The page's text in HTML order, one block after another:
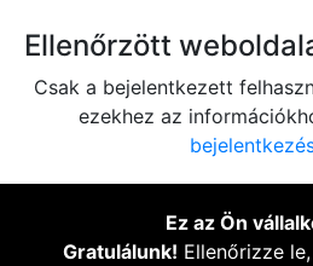
Ellenőrzött
Csak a bejelentkezett
ezekhez az
Ez az Ön
Gratulálunk! Ellenőrizze